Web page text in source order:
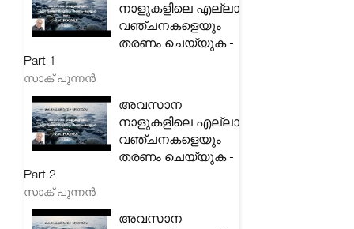
നാളുകളിലെ എല്ലാ
വഞ്ചനകളെയും
തരണം ചെയ്യുക -
Part 1
സാക് പുന്നൻ
അവസാന
നാളുകളിലെ എല്ലാ
വഞ്ചനകളെയും
തരണം ചെയ്യുക -
Part 2
സാക് പുന്നൻ
അവസാന